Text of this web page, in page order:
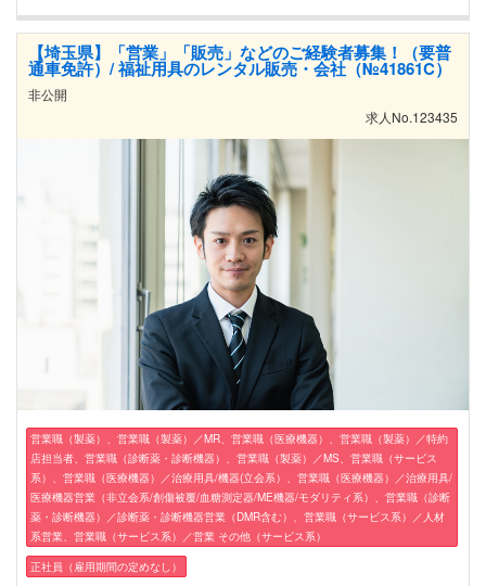
【埼玉県】「営業」「販売」などのご経験者募集！（要普
通車免許）/ 福祉用具のレンタル販売・会社（№41861C）
非公開
求人No.123435
営業職（製薬）、営業職（製薬）／MR、営業職（医療機器）、営業職（製薬）／特約
店担当者、営業職（診断薬・診断機器）、営業職（製薬）／MS、営業職（サービス
系）、営業職（医療機器）／治療用具/機器(立会系）、営業職（医療機器）／治療用具/
医療機器営業（非立会系/創傷被覆/血糖測定器/ME機器/モダリティ系）、営業職（診断
薬・診断機器）／診断薬・診断機器営業（DMR含む）、営業職（サービス系）／人材
系営業、営業職（サービス系）／営業 その他（サービス系）
正社員（雇用期間の定めなし）